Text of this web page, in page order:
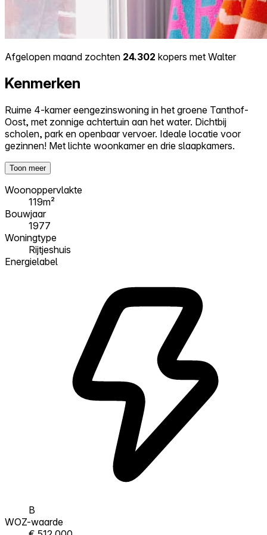
Afgelopen maand zochten 24.302 kopers met Walter
Kenmerken
Ruime 4-kamer eengezinswoning in het groene Tanthof-
Oost, met zonnige achtertuin aan het water. Dichtbij
scholen, park en openbaar vervoer. Ideale locatie voor
gezinnen! Met lichte woonkamer en drie slaapkamers.
Toon meer
Woonoppervlakte
119m²
Bouwjaar
1977
Woningtype
Rijtjeshuis
Energielabel
B
WOZ-waarde